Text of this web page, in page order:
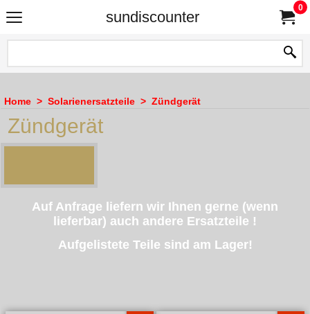
sundiscounter
0
Home > Solarienersatzteile > Zündgerät
Zündgerät
Auf Anfrage liefern wir Ihnen gerne (wenn
lieferbar) auch andere Ersatzteile !
Aufgelistete Teile sind am Lager!